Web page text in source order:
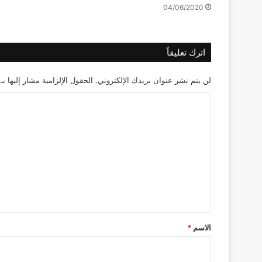
04/06/2020
اترك تعليقاً
لن يتم نشر عنوان بريدك الإلكتروني. الحقول الإلزامية مشار إليها بـ
*
الاسم *